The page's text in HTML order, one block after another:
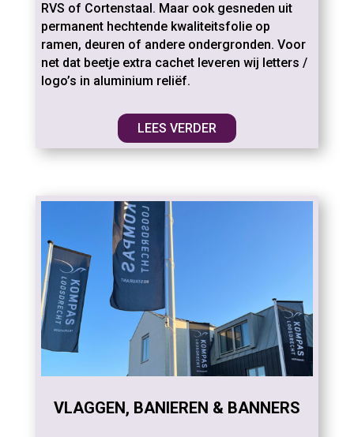
RVS of Cortenstaal. Maar ook gesneden uit
permanent hechtende kwaliteitsfolie op
ramen, deuren of andere ondergronden. Voor
net dat beetje extra cachet leveren wij letters /
logo’s in aluminium reliëf.
LEES VERDER
VLAGGEN, BANIEREN & BANNERS